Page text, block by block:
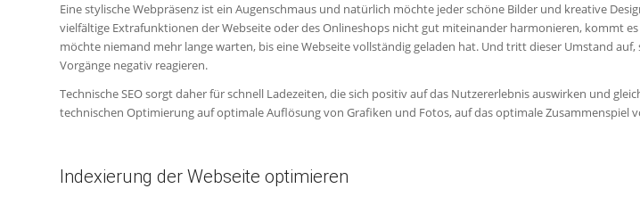
Eine stylische Webpräsenz ist ein Augenschmaus und natürlich möchte jeder schöne Bilder und kreative
vielfältige Extrafunktionen der Webseite oder des Onlineshops nicht gut miteinander harmonieren, kommt
möchte niemand mehr lange warten, bis eine Webseite vollständig geladen hat. Und tritt dieser Umstand
Vorgänge negativ reagieren.
Technische SEO sorgt daher für schnell Ladezeiten, die sich positiv auf das Nutzererlebnis auswirken und
technischen Optimierung auf optimale Auflösung von Grafiken und Fotos, auf das optimale
Indexierung der Webseite optimieren